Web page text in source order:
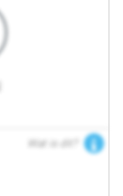
Wat is dit?